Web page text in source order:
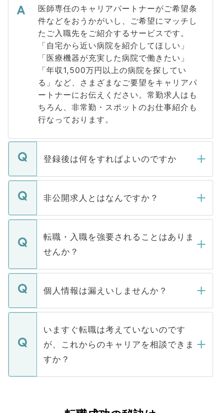
医師専任のキャリアパートナーがご希望条
件などをおうかがいし、ご希望にマッチし
たご入職先をご紹介するサービスです。
「自宅から近い病院を紹介してほしい」
「医療機器が充実した病院で働きたい」
「年収1,500万円以上の病院を探してい
る」など、さまざまなご要望をキャリアパ
ートナーにお伝えください。常勤求人はも
ちろん、非常勤・スポットのお仕事紹介も
行なっております。
登録後は何をすればよいのですか
ご登録いただきましたら、弊社担当者がご
登録内容を確認し、その後メールもしくは
ます。通常、5営業日以内にはご連絡をせて
いただきますので、しばらくお待ちくださ
非公開求人とはなんですか？
マイナビDOCTORで取り扱っている求人の
うち約3割は、Webサイトからご覧いただ
けない「非公開求人」です。非公開求人は
下記の理由によって、一般には公開してい
ません。
■応募殺到を避けるため 人気のある医療機
関を公にしてしまうと、応募が殺到する場
に、医療機関が求める条件に合った人材の
みを人材紹介会社に依頼するケースが増え
ています。
転職・入職を強要されることはありま
せんか？
転職・入職を強要することは一切ありませ
ん。また、仮に応募先から内定をいただい
定を承諾する必要はありません。内定先へ
の辞退の連絡はキャリアパートナーが行い
個人情報は漏えいしませんか？
個人情報が漏えいすることはありませんの
で、ご安心ください。当サイトからの登録
などで収集したご登録者様の個人情報は、
ご本人のキャリアアップおよび転職活動の
支援を目的に使用いたします。お預かりし
ているすべての個人データはご本人の許可
いますぐ転職は考えていないのです
が、これからのキャリアを相談できま
すか？
かがいして、現在の医療機関の状況や紹介